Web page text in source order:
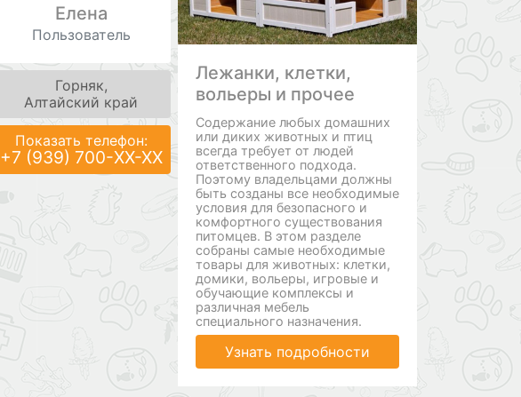
Елена
Пользователь
Горняк,
Алтайский край
Показать телефон:
+7 (939) 700-XX-XX
Лежанки, клетки,
вольеры и прочее
Содержание любых домашних
или диких животных и птиц
всегда требует от людей
ответственного подхода.
Поэтому владельцами должны
быть созданы все необходимые
условия для безопасного и
комфортного существования
питомцев. В этом разделе
собраны самые необходимые
товары для животных: клетки,
домики, вольеры, игровые и
обучающие комплексы и
различная мебель
специального назначения.
Узнать подробности